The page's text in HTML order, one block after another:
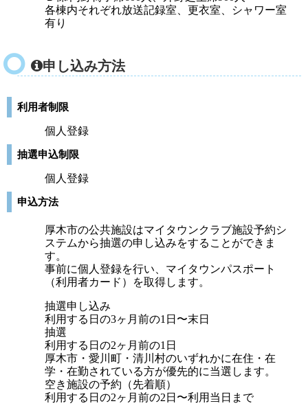
各棟内それぞれ放送記録室、更衣室、シャワー室
有り
申し込み方法
利用者制限
個人登録
抽選申込制限
個人登録
申込方法
厚木市の公共施設はマイタウンクラブ施設予約シ
ステムから抽選の申し込みをすることができま
す。
事前に個人登録を行い、マイタウンパスポート
（利用者カード）を取得します。
抽選申し込み
利用する日の3ヶ月前の1日〜末日
抽選
利用する日の2ヶ月前の1日
厚木市・愛川町・清川村のいずれかに在住・在
学・在勤されている方が優先的に当選します。
空き施設の予約（先着順）
利用する日の2ヶ月前の2日〜利用当日まで